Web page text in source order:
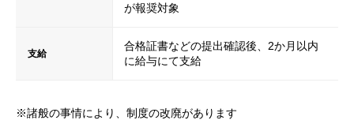
が報奨対象
支給
合格証書などの提出確認後、2か月以内
に給与にて支給
※諸般の事情により、制度の改廃があります